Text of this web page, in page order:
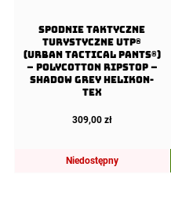
Spodnie Taktyczne
Turystyczne UTP®
(Urban Tactical Pants®)
– PolyCotton Ripstop –
Shadow Grey Helikon-
tex
309,00 zł
Niedostępny